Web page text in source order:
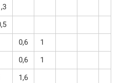
0,6
1
0,6
1
1,6